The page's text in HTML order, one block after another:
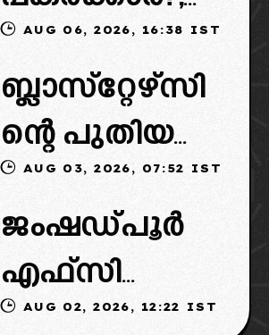
ഉടമകളെത്താ
ൻ വൈകും,
കോടതിയുടെ
നീക്കവും
നിർണായകം
ഐഎസ്എല്ലി
ൽ പുതിയ
ടീമിനെ
ഉൾപ്പെടുത്താ
ൻ
എഐഎഫ്എ
ഫ്: വരുന്നത്
AUG 06, 2026, 16:38 IST
ബ്ലാസ്‌റ്റേഴ്‌സി
ന്റെ പുതിയ
ഉടമകളിൽ
മലബാറിൽ
നിന്നുള്ള
ബിസിനസ്
AUG 03, 2026, 07:52 IST
ജംഷഡ്പൂർ
എഫ്സി
മടങ്ങിവരും!:
AUG 02, 2026, 12:22 IST